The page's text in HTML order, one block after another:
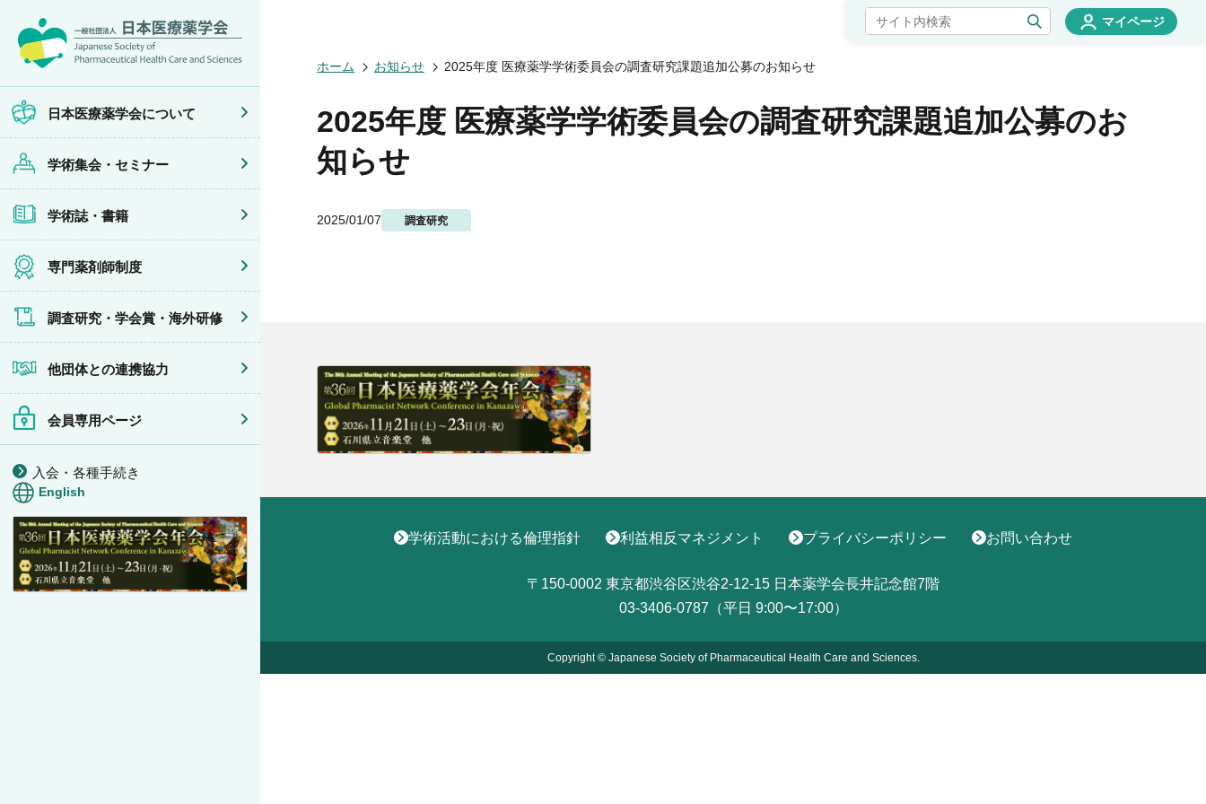
日本医療薬学会について
会頭挨拶
沿革・あゆみ
組織・名簿
委員会
規程・細則
薬剤師業務に関する情報提供
学術集会・セミナー
年会
フレッシャーズ・カンファランス
臨床研究セミナー
薬物療法集中講義
がん専門薬剤師集中教育講座
症例関連セミナー
学術誌・書籍
JPHCS（英文誌）
専門薬剤師制度
医療薬学専門薬剤師制度
薬物療法専門薬剤師制度
地域薬学ケア専門薬剤師制度
調査研究・学会賞・海外研修
学会賞
他団体との連携協力
イベントの共催・後援
会員専用ページ
マイページ
入会・各種手続き
English
マイページ
ホーム お知らせ 2025年度 医療薬学学術委員会の調査研究課題追加公募のお知らせ
2025年度 医療薬学学術委員会の調査研究課題追加公募のお
知らせ
2025/01/07 調査研究
学術活動における倫理指針 利益相反マネジメント プライバシーポリシー お問い合わせ
〒150-0002 東京都渋谷区渋谷2-12-15 日本薬学会長井記念館7階
03-3406-0787（平日 9:00〜17:00）
Copyright © Japanese Society of Pharmaceutical Health Care and Sciences.